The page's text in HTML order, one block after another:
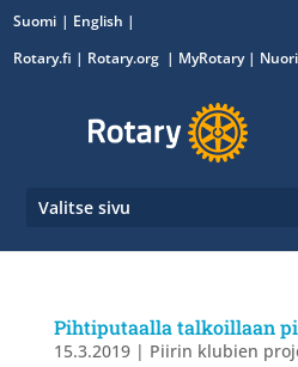
Suomi
English
Rotary.fi | Rotary.org | MyRotary|
Valitse sivu
Pihtiputaalla talkoillaan
15.3.2019| Piirin klubien